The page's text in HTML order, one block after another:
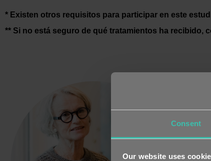
Consent
Our website uses
* Existen otros requisitos para participar en este
** Si no está seguro de qué tratamientos ha recibido,
Si